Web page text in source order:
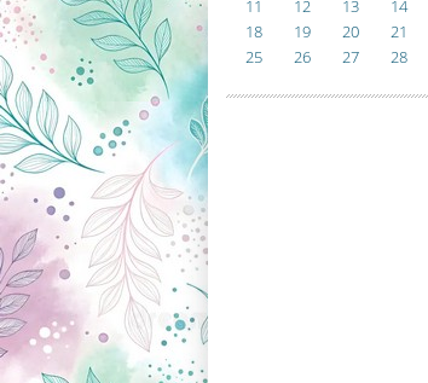
11
12 13 14
18
19 20 21
25
26 27 28